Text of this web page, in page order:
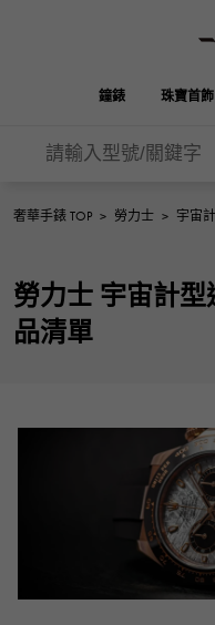
鐘錶 珠寶首飾
勞力士
A.LANGE &
弗蘭克·穆勒（Frank
VACHERON
CONSTANTIN
江詩丹頓
AUDEMARS
愛彼（Audemars
REGALIA
富豪
ALPHA putite
阿爾法·珀蒂（Alpha
RICH CROSS
豐富的十字架
ANGLER
花園派對
奢華手錶 TOP > 勞力士 > 宇宙
勞力士 宇宙計
品清單